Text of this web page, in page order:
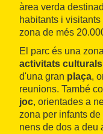
àrea verda
habitants i
zona de més
El parc és una
activitats culturals
d'una gran plaça,
reunions. També
joc, orientades a
zona per infants
nens de dos a deu